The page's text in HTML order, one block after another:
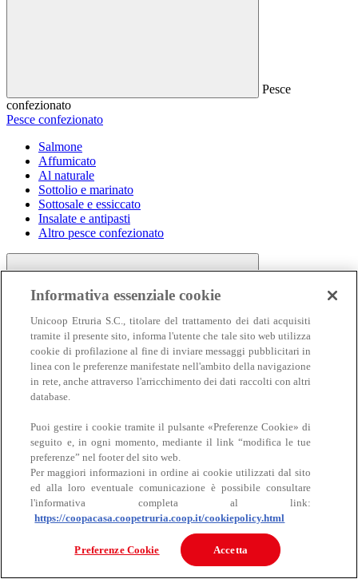
Pesce
confezionato
Pesce confezionato
Salmone
Affumicato
Al naturale
Sottolio e marinato
Sottosale e essiccato
Insalate e antipasti
Altro pesce confezionato
Carne
Carne
Bovino
Informativa essenziale cookie
Unicoop Etruria S.C., titolare del trattamento dei dati acquisiti
tramite il presente sito, informa l'utente che tale sito web utilizza
cookie di profilazione al fine di inviare messaggi pubblicitari in
linea con le preferenze manifestate nell'ambito della navigazione
in rete, anche attraverso l'arricchimento dei dati raccolti con altri
database.
Puoi gestire i cookie tramite il pulsante «Preferenze Cookie» di
seguito e, in ogni momento, mediante il link “modifica le tue
preferenze” nel footer del sito web.
Per maggiori informazioni in ordine ai cookie utilizzati dal sito
ed alla loro eventuale comunicazione è possibile consultare
l'informativa completa al link:
https://coopacasa.coopetruria.coop.it/cookiepolicy.html
Preferenze Cookie Accetta